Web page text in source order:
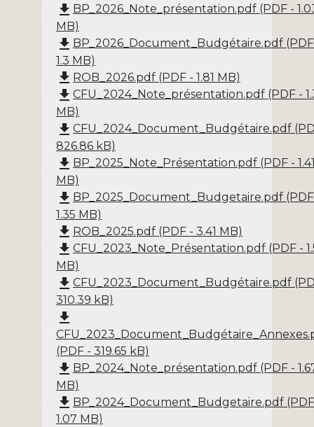
file_download BP_2026_Note_présentation.pdf (PDF -
MB)
file_download BP_2026_Document_Budgétaire.pdf
1.3 MB)
file_download ROB_2026.pdf (PDF - 1.81 MB)
file_download CFU_2024_Note_présentation.pdf (PDF -
MB)
file_download CFU_2024_Document_Budgétaire.pdf
826.86 kB)
file_download BP_2025_Note_Présentation.pdf (PDF -
MB)
file_download BP_2025_Document_Budgetaire.pdf
1.35 MB)
file_download ROB_2025.pdf (PDF - 3.41 MB)
file_download CFU_2023_Note_Présentation.pdf (PDF -
MB)
file_download CFU_2023_Document_Budgétaire.pdf
310.39 kB)
file_download
(PDF - 319.65 kB)
file_download BP_2024_Note_présentation.pdf (PDF -
MB)
file_download BP_2024_Document_Budgetaire.pdf
1.07 MB)